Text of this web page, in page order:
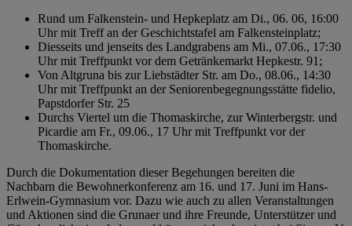
Rund um Falkenstein- und Hepkeplatz am Di., 06. 06, 16:00
Uhr mit Treff an der Geschichtstafel am Falkensteinplatz;
Diesseits und jenseits des Landgrabens am Mi., 07.06., 17:30
Uhr mit Treffpunkt vor dem Getränkemarkt Hepkestr. 91;
Von Altgruna bis zur Liebstädter Str. am Do., 08.06., 14:30
Uhr mit Treffpunkt an der Seniorenbegegnungsstätte fidelio,
Papstdorfer Str. 25
Durchs Viertel um die Thomaskirche, zur Winterbergstr. und
Picardie am Fr., 09.06., 17 Uhr mit Treffpunkt vor der
Thomaskirche.
Durch die Dokumentation dieser Begehungen bereiten die
Nachbarn die Bewohnerkonferenz am 16. und 17. Juni im Hans-
Erlwein-Gymnasium vor. Dazu wie auch zu allen Veranstaltungen
und Aktionen sind die Grunaer und ihre Freunde, Unterstützer und